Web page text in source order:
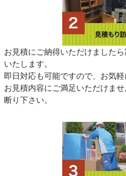
お見積にご納得いただけました
いたします。
即日対応も可能ですので、お気軽
お見積内容にご満足いただけま
断り下さい。